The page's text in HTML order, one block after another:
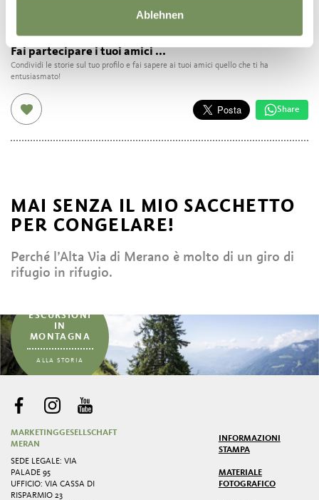
Ablehnen
Fai partecipare i tuoi amici ...
Condividi le storie sul tuo profilo e fai sapere ai tuoi amici quello che ti ha
entusiasmato!
Share
MAI SENZA IL MIO SACCHETTO
PER CONGELARE!
Perché l’Alta Via di Merano è molto di un giro di
rifugio in rifugio.
ESCURSIONI
IN
MONTAGNA
ALLA STORIA
MARKETINGGESELLSCHAFT
MERAN
SEDE LEGALE: VIA
PALADE 95
UFFICIO: VIA CASSA DI
RISPARMIO 23
INFORMAZIONI
STAMPA
MATERIALE
FOTOGRAFICO